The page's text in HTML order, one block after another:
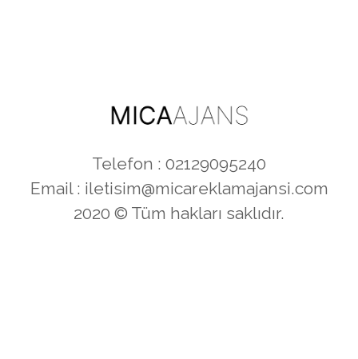
Telefon : 02129095240
Email : iletisim@micareklamajansi.com
2020 © Tüm hakları saklıdır.